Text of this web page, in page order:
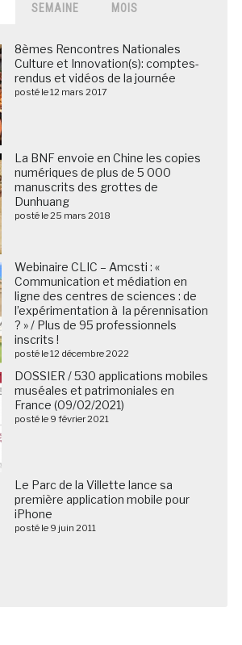
SEMAINE MOIS
8èmes Rencontres Nationales
Culture et Innovation(s): comptes-
rendus et vidéos de la journée
posté le 12 mars 2017
La BNF envoie en Chine les copies
numériques de plus de 5 000
manuscrits des grottes de
Dunhuang
posté le 25 mars 2018
Webinaire CLIC – Amcsti : «
Communication et médiation en
ligne des centres de sciences : de
l’expérimentation à la pérennisation
? » / Plus de 95 professionnels
inscrits !
posté le 12 décembre 2022
DOSSIER / 530 applications mobiles
muséales et patrimoniales en
France (09/02/2021)
posté le 9 février 2021
lance sa première application